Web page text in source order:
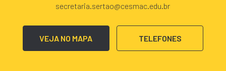
secretaria.sertao@cesmac.edu.br
VEJA NO MAPA TELEFONES